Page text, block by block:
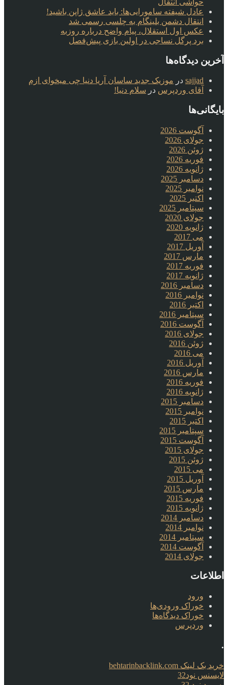
عادل شیفته سامورایی‌ها: باید عاشق ژاپن باشید!
انتقال دشمن بلینگام به چلسی رسمی شد
عکس اول استقلال، پیام واضح درباره روزبه
برد پرگل نساجی در اولین بازی پیش‌فصل
آخرین دیدگاه‌ها
sajjad در موزیک جدید ساسان آریا دنیا چی میخوای ازم
آقای وردپرس در سلام دنیا!
بایگانی‌ها
آگوست 2026
جولای 2026
ژوئن 2026
فوریه 2026
ژانویه 2026
دسامبر 2025
نوامبر 2025
اکتبر 2025
سپتامبر 2025
جولای 2020
ژانویه 2020
می 2017
آوریل 2017
مارس 2017
فوریه 2017
ژانویه 2017
دسامبر 2016
نوامبر 2016
اکتبر 2016
سپتامبر 2016
آگوست 2016
جولای 2016
ژوئن 2016
می 2016
آوریل 2016
مارس 2016
فوریه 2016
ژانویه 2016
دسامبر 2015
نوامبر 2015
اکتبر 2015
سپتامبر 2015
آگوست 2015
جولای 2015
ژوئن 2015
می 2015
آوریل 2015
مارس 2015
فوریه 2015
ژانویه 2015
دسامبر 2014
نوامبر 2014
سپتامبر 2014
آگوست 2014
جولای 2014
اطلاعات
ورود
خوراک ورودی‌ها
خوراک دیدگاه‌ها
وردپرس
.
خرید بک لینک behtarinbacklink.com
لایسنس نود32